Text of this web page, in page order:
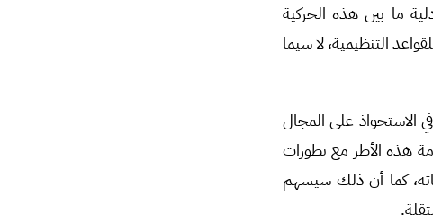
ما بين هذه الحركية
التنظيمية، لا سيما
الاستحواذ على المجال
هذه الأطر مع تطورات
كما أن ذلك سيسهم